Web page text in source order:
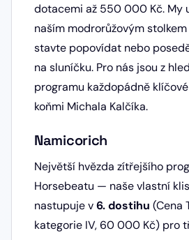
dotacemi až 550 000 Kč. My
naším modrorůžovým
stavte popovídat nebo
na sluníčku. Pro nás jsou z
programu každopádně
koňmi Michala Kalčíka.
Namicorich
Největší hvězda zítřejšího
Horsebeatu — naše vlastní
nastupuje v6. dostihu (Cena
kategorie IV, 60 000 Kč) pro